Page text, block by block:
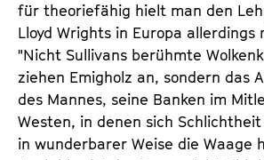
für theoriefähig hielt man den
Lloyd Wrights in Europa allerdings
"Nicht Sullivans berühmte
ziehen Emigholz an, sondern das
des Mannes, seine Banken im
Westen, in denen sich Schlichtheit
in wunderbarer Weise die Waage